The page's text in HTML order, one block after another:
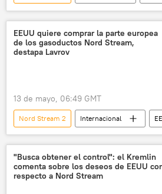
gasoducto
Unión Europea (UE)
Rusia
juicio 🌍 Europa
EEUU quiere comprar la parte europea
de los gasoductos Nord Stream,
destapa Lavrov
13 de mayo, 06:49 GMT
Nord Stream 2 Internacional
Rusia
📈 Mercados y finanzas
Nord Stream
📰 Sabotajes contra los gasoductos Nord
"Busca obtener el control": el Kremlin
comenta sobre los deseos de EEUU
respecto a Nord Stream